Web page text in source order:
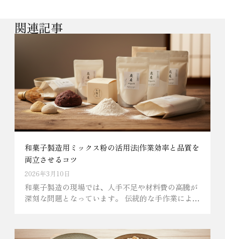
関連記事
和菓子製造用ミックス粉の活用法|作業効率と品質を
両立させるコツ
2026年3月10日
和菓子製造の現場では、人手不足や材料費の高騰が
深刻な問題となっています。 伝統的な手作業による
くなっている現状があります。